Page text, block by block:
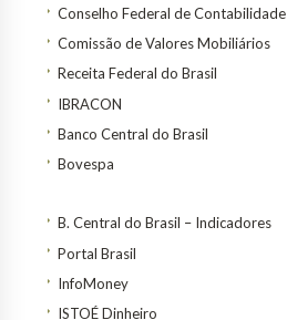
Conselho Federal de Contabilidade
Comissão de Valores Mobiliários
Receita Federal do Brasil
IBRACON
Banco Central do Brasil
Bovespa
B. Central do Brasil – Indicadores
Portal Brasil
InfoMoney
ISTOÉ Dinheiro